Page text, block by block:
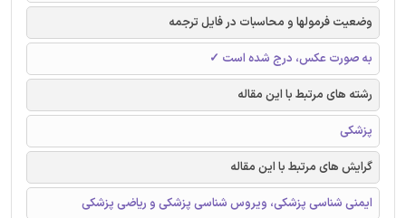
وضعیت فرمولها و محاسبات در فایل ترجمه
به صورت عکس، درج شده است ✓
رشته های مرتبط با این مقاله
پزشکی
گرایش های مرتبط با این مقاله
ایمنی شناسی پزشکی، ویروس شناسی پزشکی و ریاضی پزشکی